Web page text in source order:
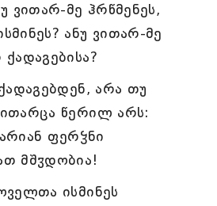
ვითარ-მე ჰრწმენეს,
ანუ ვითარ-მე
არა თუ
წერილ არს:
ფერჴნი
მშჳდობია!
ისმინეს